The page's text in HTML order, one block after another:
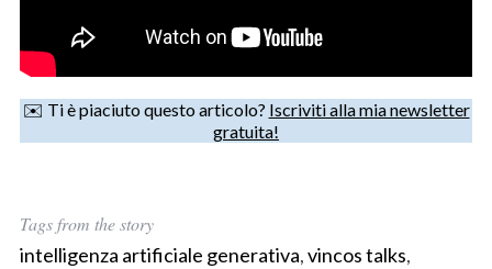
✉️ Ti è piaciuto questo articolo? Iscriviti alla mia newsletter
gratuita!
Tags from the story
intelligenza artificiale generativa,vincos talks,